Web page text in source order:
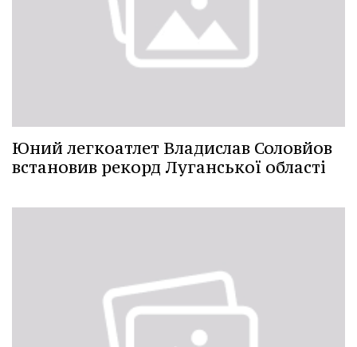
Юний легкоатлет Владислав Соловйов
встановив рекорд Луганської області